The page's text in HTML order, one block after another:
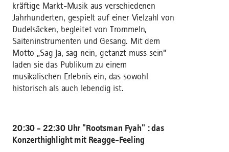
kräftige Markt-Musik aus verschiedenen
Jahrhunderten, gespielt auf einer Vielzahl von
Dudelsäcken, begleitet von Trommeln,
Saiteninstrumenten und Gesang. Mit dem
Motto „Sag ja, sag nein, getanzt muss sein“
laden sie das Publikum zu einem
musikalischen Erlebnis ein, das sowohl
historisch als auch lebendig ist.
20:30 - 22:30 Uhr "Rootsman Fyah" : das
Konzerthighlight mit Reagge-Feeling